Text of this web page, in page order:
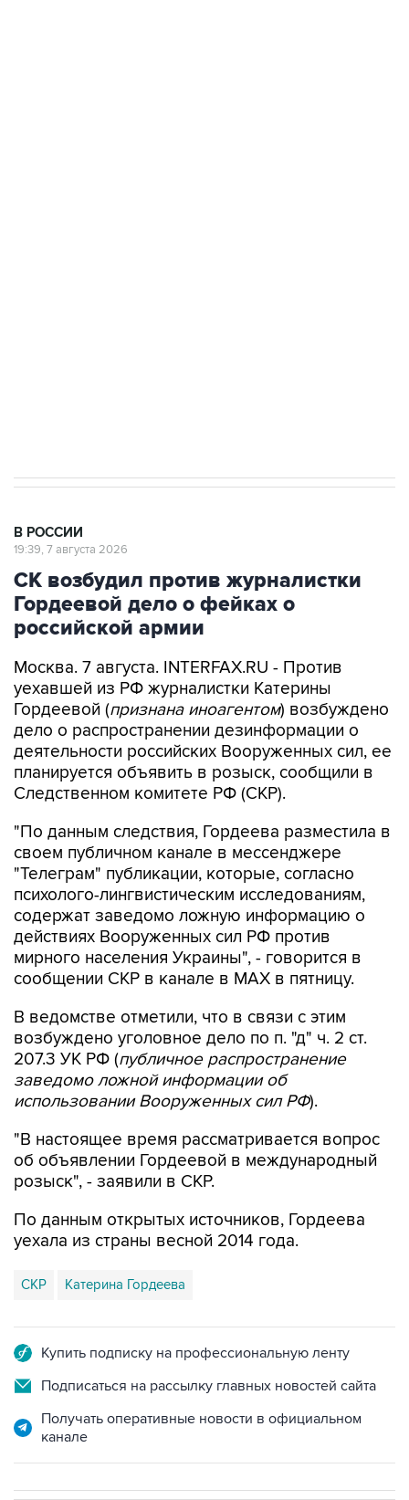
В РОССИИ
19:39, 7 августа 2026
СК возбудил против журналистки
Гордеевой дело о фейках о
российской армии
Москва. 7 августа. INTERFAX.RU - Против
уехавшей из РФ журналистки Катерины
Гордеевой (признана иноагентом) возбуждено
дело о распространении дезинформации о
деятельности российских Вооруженных сил, ее
планируется объявить в розыск, сообщили в
Следственном комитете РФ (СКР).
"По данным следствия, Гордеева разместила в
своем публичном канале в мессенджере
"Телеграм" публикации, которые, согласно
психолого-лингвистическим исследованиям,
содержат заведомо ложную информацию о
действиях Вооруженных сил РФ против
мирного населения Украины", - говорится в
сообщении СКР в канале в MAX в пятницу.
В ведомстве отметили, что в связи с этим
возбуждено уголовное дело по п. "д" ч. 2 ст.
207.3 УК РФ (публичное распространение
заведомо ложной информации об
использовании Вооруженных сил РФ).
"В настоящее время рассматривается вопрос
об объявлении Гордеевой в международный
розыск", - заявили в СКР.
По данным открытых источников, Гордеева
уехала из страны весной 2014 года.
СКР Катерина Гордеева
Купить подписку на профессиональную ленту
Подписаться на рассылку главных новостей сайта
Получать оперативные новости в официальном
канале